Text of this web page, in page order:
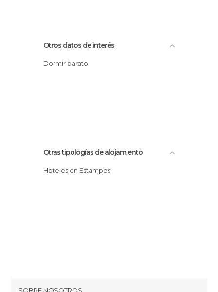
Otros datos de interés
Dormir barato
Otras tipologías de alojamiento
Hoteles en Estampes
SOBRE NOSOTROS